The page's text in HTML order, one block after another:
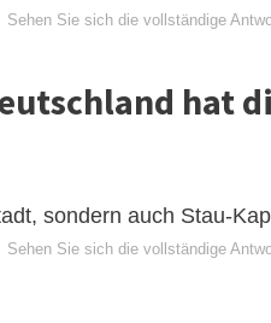
Sehen Sie sich die vollständige
hat
sondern auch Stau-
Sehen Sie sich die vollständige